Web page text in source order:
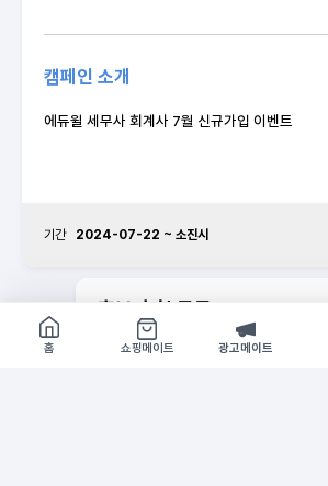
캠페인 소개
에듀윌 세무사 회계사 7월 신규가입 이벤트
기간 2024-07-22 ~ 소진시
홍보 추천 문구
에듀윌 세무사 회계사 7월 신규가입 이벤트
홈
쇼핑메이트 광고메이트